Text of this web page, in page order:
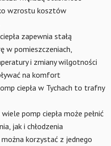
wzrostu kosztów
zapewnia stałą
w pomieszczeniach,
i zmiany wilgotności
na komfort
ciepła w Tychach to trafny
pomp ciepła może pełnić
jak i chłodzenia
korzystać z jednego